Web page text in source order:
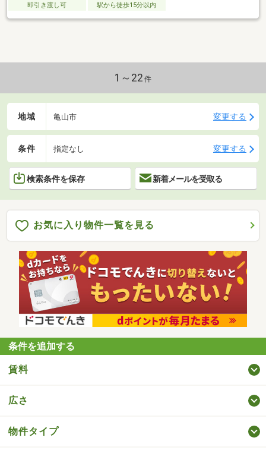
即引き渡し可 駅から徒歩15分以内
1～22 件
地域 亀山市 変更する
条件 指定なし 変更する
検索条件を保存 新着メールを受取る
お気に入り物件一覧を見る
条件を追加する
賃料
広さ
物件タイプ